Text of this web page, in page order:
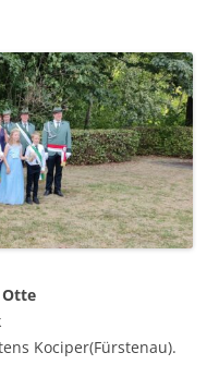
Otte
Kociper(Fürstenau).